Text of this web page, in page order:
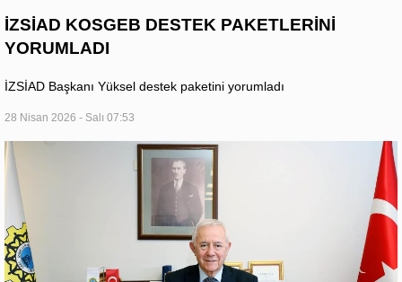
İZSİAD KOSGEB DESTEK PAKETLERİNİ
YORUMLADI
İZSİAD Başkanı Yüksel destek paketini yorumladı
28 Nisan 2026 - Salı 07:53